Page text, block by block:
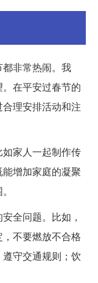
非常热闹。我
在平安过春节的
理安排活动和注
家人一起制作传
增加家庭的凝聚
全问题。比如，
不要燃放不合格
守交通规则；饮